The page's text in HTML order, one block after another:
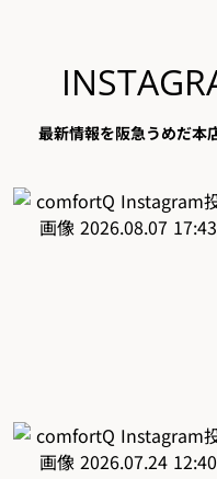
最新情報を阪急うめだ本